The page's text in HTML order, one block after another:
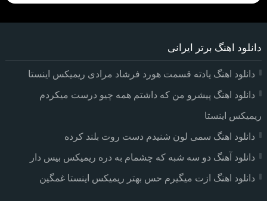
دانلود اهنگ برتر ایرانی
دانلود اهنگ یادته قسمت هورد فرشاد مرادی ریمیکس اینستا
دانلود اهنگ پیشرو من که داشتم همه چیو درست میکردم
ریمیکس اینستا
دانلود اهنگ سمی لون شنیدم دست روت بلند کرده
دانلود آهنگ دو سه شبه که چشمام به دره ریمیکس بیس دار
دانلود اهنگ ازت میگیرم حس بهتر ریمیکس اینستا غمگین